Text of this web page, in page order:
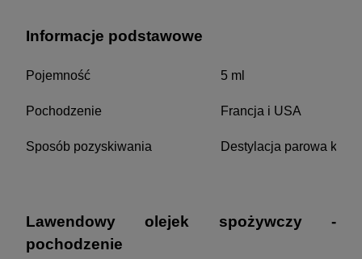
Informacje podstawowe
Pojemność 5 ml
Pochodzenie Francja i USA
Sposób pozyskiwania Destylacja parowa
Lawendowy olejek spożywczy -
pochodzenie